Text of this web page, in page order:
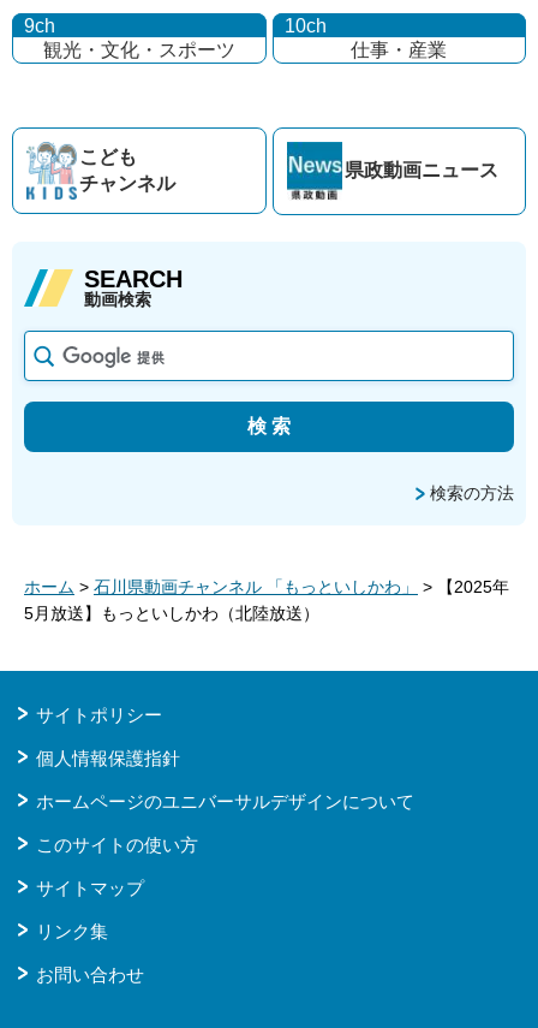
9ch
観光・文化・ スポーツ
10ch
仕事・産業
こども
チャンネル
県政動画ニュース
SEARCH
動画検索
検索の方法
ホーム > 石川県動画チャンネル 「もっといしかわ」
> 【2025年
5月放送】もっといしかわ（北陸放送）
サイトポリシー
個人情報保護指針
ホームページのユニバーサルデザインについて
このサイトの使い方
サイトマップ
リンク集
お問い合わせ